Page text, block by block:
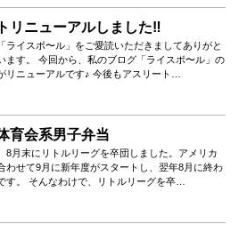
リニューアルしました‼️
ライスボ〜ル」をご愛読いただきましてありがと
ます。 今回から、私のブログ「ライスボ〜ル」の
リニューアルです♪ 今後もアスリート…
育会系男子弁当
8月末にリトルリーグを卒団しました。アメリカ
わせて9月に新年度がスタートし、翌年8月に終わ
す。 そんなわけで、リトルリーグを卒…